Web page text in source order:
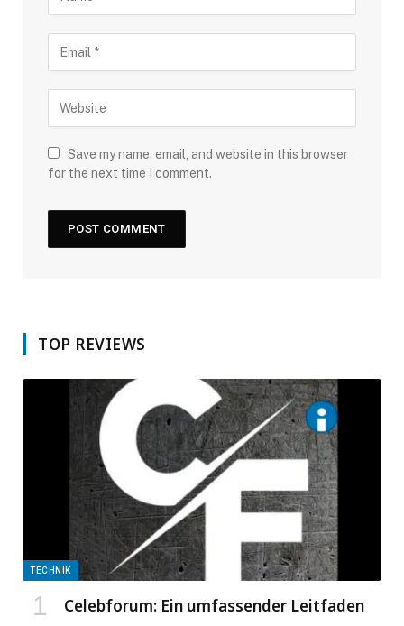
Save my name, email, and website in this browser
for the next time I comment.
TOP REVIEWS
TECHNIK
Celebforum: Ein umfassender Leitfaden